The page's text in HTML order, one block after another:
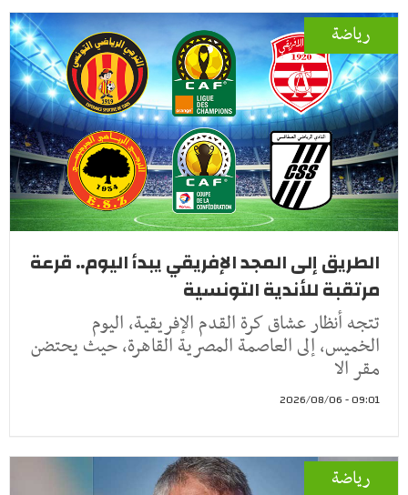
رياضة
الطريق إلى المجد الإفريقي يبدأ اليوم.. قرعة
مرتقبة للأندية التونسية
تتجه أنظار عشاق كرة القدم الإفريقية، اليوم
الخميس، إلى العاصمة المصرية القاهرة، حيث يحتضن
مقر الا
09:01 - 2026/08/06
رياضة